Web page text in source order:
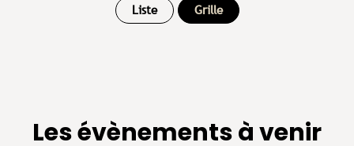
Liste Grille
Les évènements à venir